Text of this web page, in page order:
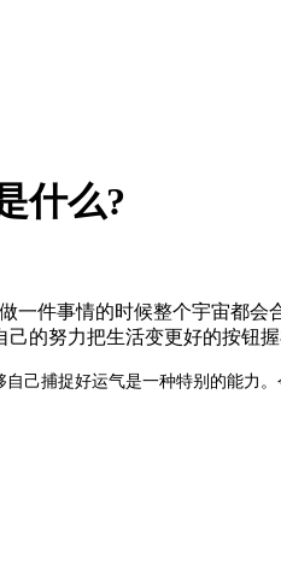
什么?
一件事情的时候整个宇宙都会
的努力把生活变更好的按钮握
己捕捉好运气是一种特别的能力